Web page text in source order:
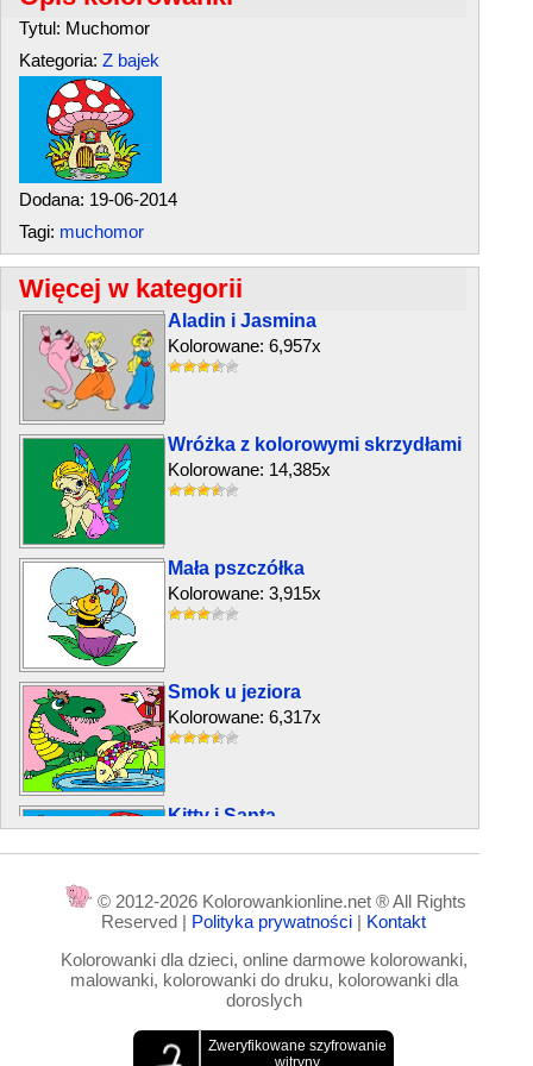
Tytul: Muchomor
Kategoria: Z bajek
Dodana: 19-06-2014
Tagi: muchomor
Więcej w kategorii
Aladin i Jasmina
Kolorowane: 6,957x
Wróżka z kolorowymi skrzydłami
Kolorowane: 14,385x
Mała pszczółka
Kolorowane: 3,915x
Smok u jeziora
Kolorowane: 6,317x
Kitty i Santa
Kolorowane: 25,721x
© 2012-2026 Kolorowankionline.net ® All Rights
Reserved | Polityka prywatności | Kontakt
Kolorowanki dla dzieci, online darmowe kolorowanki,
malowanki, kolorowanki do druku, kolorowanki dla
doroslych